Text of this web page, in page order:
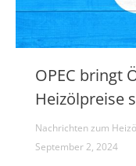
OPEC bringt
Heizölpreise
Nachrichten zum
September 2, 2024